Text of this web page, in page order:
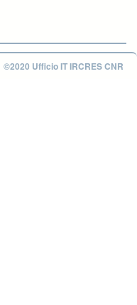
©2020 Ufficio IT IRCRES CNR